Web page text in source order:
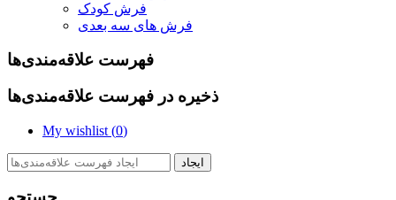
فرش کودک
فرش های سه بعدی
فهرست علاقه‌مندی‌ها
ذخیره در فهرست علاقه‌مندی‌ها
My wishlist (0)
ایجاد